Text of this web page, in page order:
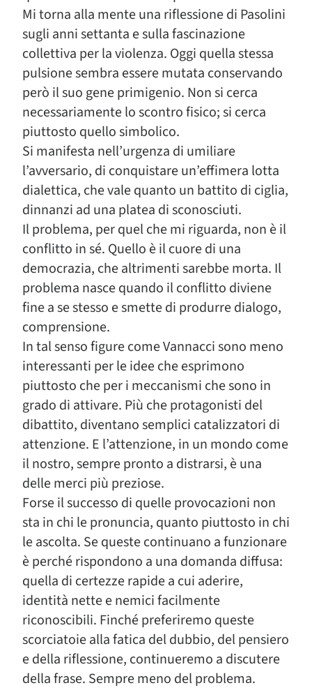
Mi torna alla mente una riflessione di Pasolini
sugli anni settanta e sulla fascinazione
collettiva per la violenza. Oggi quella stessa
pulsione sembra essere mutata conservando
però il suo gene primigenio. Non si cerca
necessariamente lo scontro fisico; si cerca
piuttosto quello simbolico.
Si manifesta nell’urgenza di umiliare
l’avversario, di conquistare un’effimera lotta
dialettica, che vale quanto un battito di ciglia,
dinnanzi ad una platea di sconosciuti.
Il problema, per quel che mi riguarda, non è il
conflitto in sé. Quello è il cuore di una
democrazia, che altrimenti sarebbe morta. Il
problema nasce quando il conflitto diviene
fine a se stesso e smette di produrre dialogo,
comprensione.
In tal senso figure come Vannacci sono meno
interessanti per le idee che esprimono
piuttosto che per i meccanismi che sono in
grado di attivare. Più che protagonisti del
dibattito, diventano semplici catalizzatori di
attenzione. E l’attenzione, in un mondo come
il nostro, sempre pronto a distrarsi, è una
delle merci più preziose.
Forse il successo di quelle provocazioni non
sta in chi le pronuncia, quanto piuttosto in chi
le ascolta. Se queste continuano a funzionare
è perché rispondono a una domanda diffusa:
quella di certezze rapide a cui aderire,
identità nette e nemici facilmente
riconoscibili. Finché preferiremo queste
scorciatoie alla fatica del dubbio, del pensiero
e della riflessione, continueremo a discutere
della frase. Sempre meno del problema.